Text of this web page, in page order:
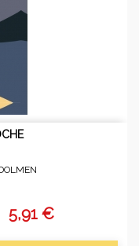
5,91 €